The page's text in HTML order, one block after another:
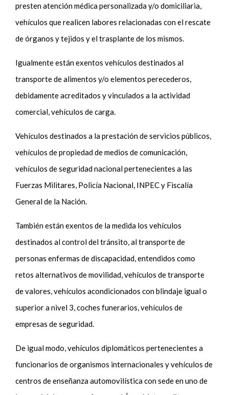
presten atención médica personalizada y/o domiciliaria,
vehículos que realicen labores relacionadas con el rescate
de órganos y tejidos y el trasplante de los mismos.
Igualmente están exentos vehículos destinados al
transporte de alimentos y/o elementos perecederos,
debidamente acreditados y vinculados a la actividad
comercial, vehículos de carga.
Vehículos destinados a la prestación de servicios públicos,
vehículos de propiedad de medios de comunicación,
vehículos de seguridad nacional pertenecientes a las
Fuerzas Militares, Policía Nacional, INPEC y Fiscalía
General de la Nación.
También están exentos de la medida los vehículos
destinados al control del tránsito, al transporte de
personas enfermas de discapacidad, entendidos como
retos alternativos de movilidad, vehículos de transporte
de valores, vehículos acondicionados con blindaje igual o
superior a nivel 3, coches funerarios, vehículos de
empresas de seguridad.
De igual modo, vehículos diplomáticos pertenecientes a
funcionarios de organismos internacionales y vehículos de
centros de enseñanza automovilística con sede en uno de